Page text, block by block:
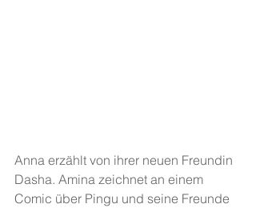
Anna erzählt von ihrer neuen Freundin
Dasha. Amina zeichnet an einem
Comic über Pingu und seine Freunde